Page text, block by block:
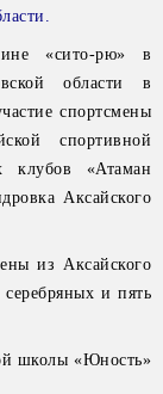
«сито-рю» в
области в
спортсмены
спортивной
клубов «Атаман
Аксайского
из Аксайского
и пять
школы «Юность»